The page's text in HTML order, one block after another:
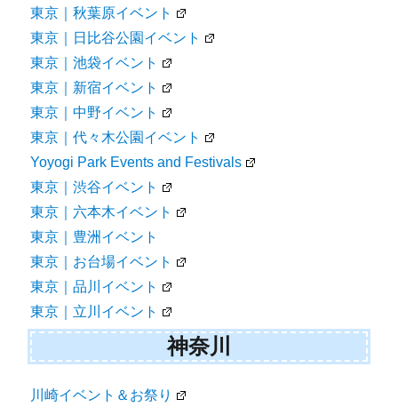
東京｜秋葉原イベント
東京｜日比谷公園イベント
東京｜池袋イベント
東京｜新宿イベント
東京｜中野イベント
東京｜代々木公園イベント
Yoyogi Park Events and Festivals
東京｜渋谷イベント
東京｜六本木イベント
東京｜豊洲イベント
東京｜お台場イベント
東京｜品川イベント
東京｜立川イベント
神奈川
川崎イベント＆お祭り